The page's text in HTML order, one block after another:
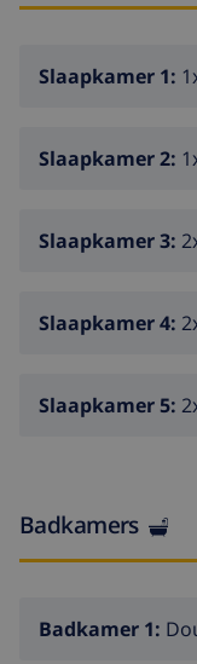
Slaapkamer 1:
Slaapkamer 2:
Slaapkamer 3:
Slaapkamer 4:
Slaapkamer 5:
Badkamers
Badkamer 1: